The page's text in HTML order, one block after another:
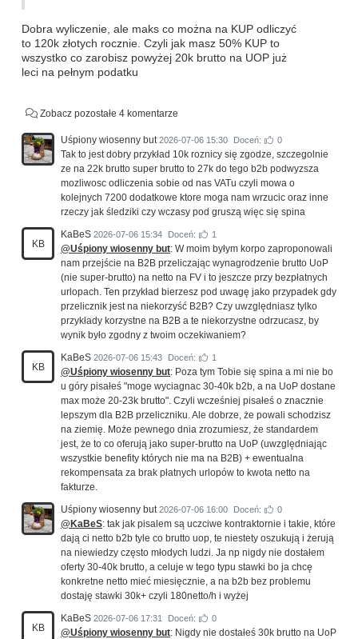
Dobra wyliczenie, ale maks co można na KUP odliczyć
to 120k złotych rocznie. Czyli jak masz 50% KUP to
wszystko co zarobisz powyżej 20k brutto na UOP już
leci na pełnym podatku
Zobacz pozostałe 4 komentarze
Uśpiony wiosenny but 2026-07-06 15:30 Doceń: 0
Tak to jest dobry przykład 10k roznicy się zgodze, szczegolnie
ze na 22k brutto super brutto to 27k do tego b2b podwyzsza
mozliwosc odliczenia sobie od nas VATu czyli mowa o
kolejnych 7200 dodatkowe ktore moga nam wrzucic oraz inne
rzeczy jak śledziki czy wczasy pod gruszą więc się spina
KB
KaBeS 2026-07-06 15:34 Doceń: 1
@Uśpiony wiosenny but: W moim byłym korpo zaproponowali
nam przejście na B2B przeliczając wynagrodzenie brutto UoP
(nie super-brutto) na netto na FV i to jeszcze przy bezpłatnych
urlopach. Ten przykład bierzesz pod uwagę jako przypadek gdy
przelicznik jest na niekorzyść B2B? Czy uwzględniasz tylko
przykłady korzystne na B2B a te niekorzystne odrzucasz, by
wynik było zgodny z twoim oczekiwaniem?
KB
KaBeS 2026-07-06 15:43 Doceń: 1
@Uśpiony wiosenny but: Poza tym Tobie się spina a mi nie bo
u góry pisałeś "moge wyciagnac 30-40k b2b, a na UoP dostane
max może 20-23k brutto". Czyli wcześniej pisałeś o znacznie
lepszym dla B2B przeliczniku. Ale dobrze, że powali schodzisz
na ziemię. Może pewnego dnia zrozumiesz, że standardem
jest, że to co oferują jako super-brutto na UoP (uwzględniając
wszystkie benefity których nie ma na B2B) + ewentualna
rekompensata za brak płatnych urlopów to kwota netto na
fakturze.
Uśpiony wiosenny but 2026-07-06 16:00 Doceń: 0
@KaBeS: tak jak pisalem są uczciwe kontraktornie i takie, które
dają ci netto b2b tyle co brutto uop, te niestety oszukują i żerują
na niewiedzy często młodych ludzi. Ja np nigdy nie dostałem
oferty 30-40k brutto, a celuje w tego typu stawki bo ja chcę
konkretne netto mieć miesięcznie, a na b2b bez problemu
dostaję stawki 30k+ czyli 180netto/h i wyżej
KB
KaBeS 2026-07-06 17:31 Doceń: 0
@Uśpiony wiosenny but: Nigdy nie dostałeś 30k brutto na UoP